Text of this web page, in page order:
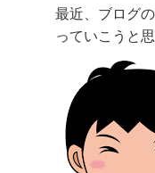
最近、ブログ
っていこうと思